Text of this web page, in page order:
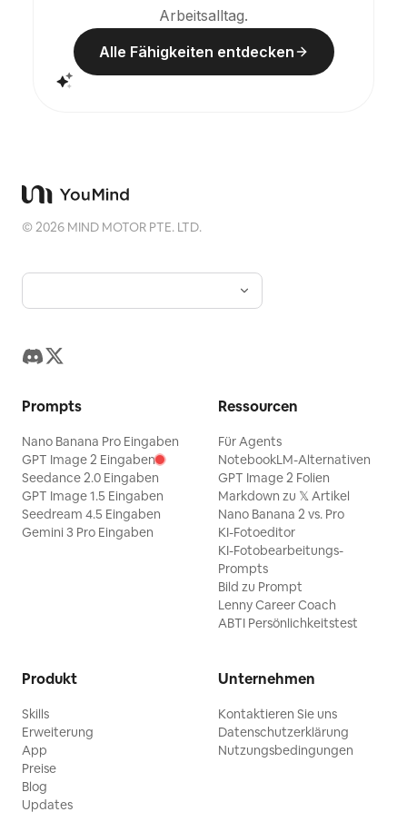
Arbeitsalltag.
Alle Fähigkeiten entdecken
©2026 MIND MOTOR PTE. LTD.
Prompts
Nano Banana Pro Eingaben
GPT Image 2 Eingaben
Seedance 2.0 Eingaben
GPT Image 1.5 Eingaben
Seedream 4.5 Eingaben
Gemini 3 Pro Eingaben
Ressourcen
Für Agents
NotebookLM-Alternativen
GPT Image 2 Folien
Markdown zu 𝕏 Artikel
Nano Banana 2 vs. Pro
KI-Fotoeditor
KI-Fotobearbeitungs-
Prompts
Bild zu Prompt
Lenny Career Coach
ABTI Persönlichkeitstest
Produkt
Skills
Erweiterung
App
Preise
Blog
Updates
Unternehmen
Kontaktieren Sie uns
Datenschutzerklärung
Nutzungsbedingungen